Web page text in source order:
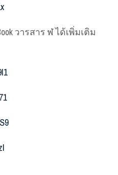
วารสาร ฬ ได้เพิ่มเติม